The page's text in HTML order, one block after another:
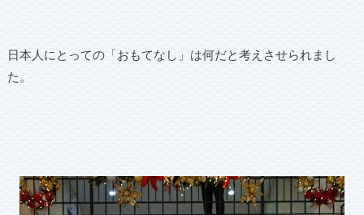
日本人にとっての「おもてなし」は何だと考えさせられまし
た。